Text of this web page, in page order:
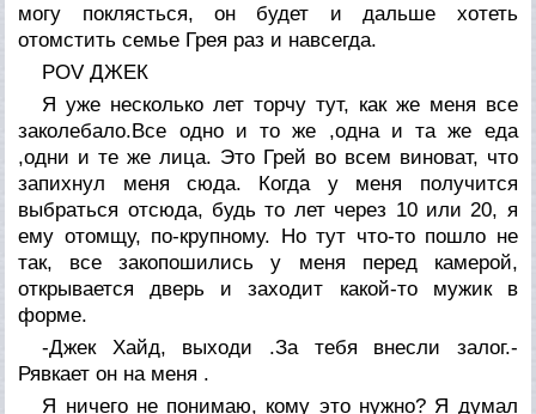
могу поклясться, он будет и дальше хотеть
отомстить семье Грея раз и навсегда.
POV ДЖЕК
Я уже несколько лет торчу тут, как же меня все
заколебало.Все одно и то же ,одна и та же еда
,одни и те же лица. Это Грей во всем виноват, что
запихнул меня сюда. Когда у меня получится
выбраться отсюда, будь то лет через 10 или 20, я
ему отомщу, по-крупному. Но тут что-то пошло не
так, все закопошились у меня перед камерой,
открывается дверь и заходит какой-то мужик в
форме.
-Джек Хайд, выходи .За тебя внесли залог.-
Рявкает он на меня .
Я ничего не понимаю, кому это нужно? Я думал